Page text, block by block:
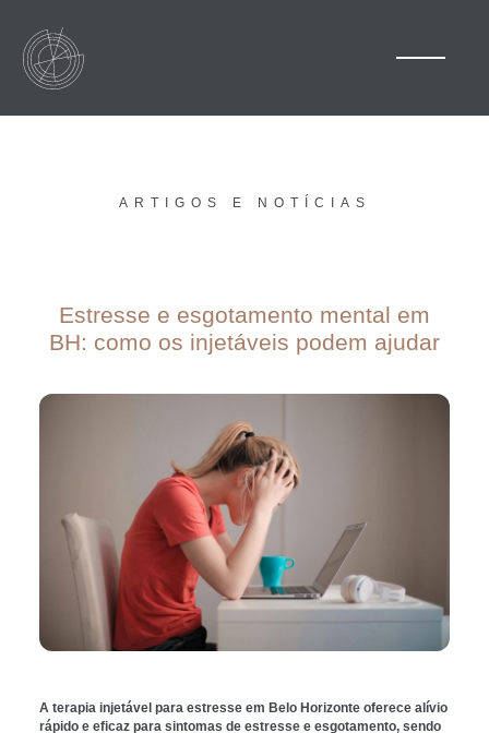
ARTIGOS E NOTÍCIAS
Estresse e esgotamento mental em
BH: como os injetáveis podem ajudar
A terapia injetável para estresse em Belo Horizonte oferece alívio
rápido e eficaz para sintomas de estresse e esgotamento, sendo